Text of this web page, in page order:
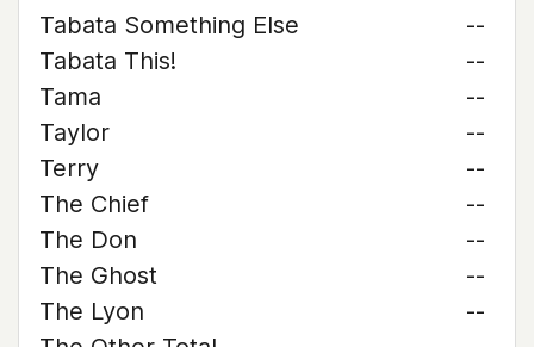
Tabata Something Else
--
Tabata This!
--
Tama
--
Taylor
--
Terry
--
The Chief
--
The Don
--
The Ghost
--
The Lyon
--